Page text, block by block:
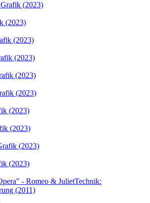
(2023)
(2023)
(2023)
(2023)
(2023)
(2023)
(2023)
(2023)
(2023)
(2023)
- Romeo & JulietTechnik:
(2011)